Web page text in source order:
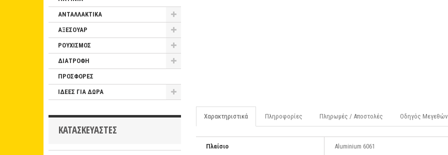
ΑΝΤΑΛΛΑΚΤΙΚΑ
ΑΞΕΣΟΥΑΡ
ΡΟΥΧΙΣΜΟΣ
ΔΙΑΤΡΟΦΗ
ΠΡΟΣΦΟΡΕΣ
ΙΔΕΕΣ ΓΙΑ ΔΩΡΑ
ΚΑΤΑΣΚΕΥΑΣΤΈΣ
Χαρακτηριστικά Πληροφορίες Πληρωμές / Αποστολές Οδηγός Μεγεθών
Πλαίσιο Aluminium 6061